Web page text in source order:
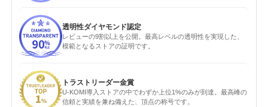
透明性ダイヤモンド認定
レビューの9割以上を公開。最高レベルの透明性を実現した、
模範となるストアの証明です。
トラストリーダー金賞
U-KOMI導入ストアの中でわずか上位1%のみが到達。最高峰の
信頼と実績を兼ね備えた、頂点の称号です。